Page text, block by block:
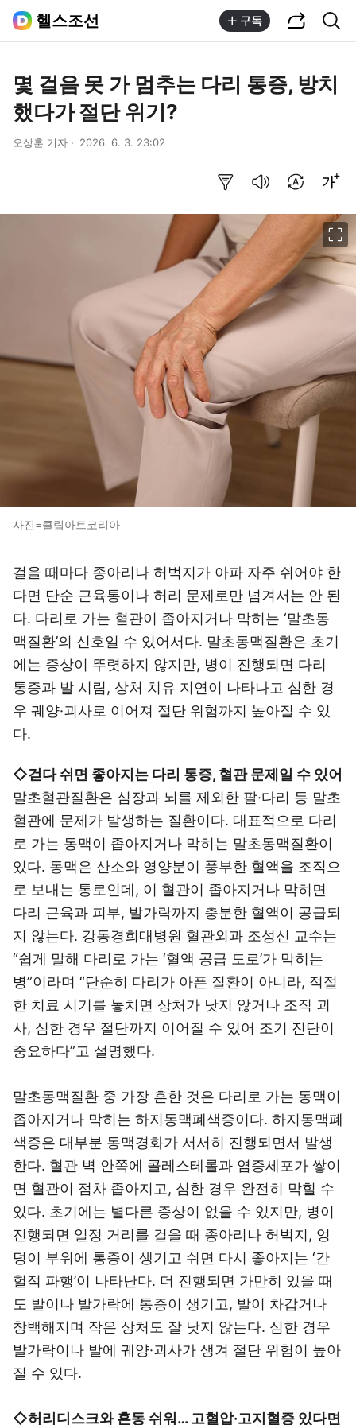
헬스조선 구독
몇 걸음 못 가 멈추는 다리 통증, 방치
했다가 절단 위기?
오상훈 기자 2026. 6. 3. 23:02
사진=클립아트코리아
걸을 때마다 종아리나 허벅지가 아파 자주 쉬어야 한
다면 단순 근육통이나 허리 문제로만 넘겨서는 안 된
다. 다리로 가는 혈관이 좁아지거나 막히는 ‘말초동
맥질환’의 신호일 수 있어서다. 말초동맥질환은 초기
에는 증상이 뚜렷하지 않지만, 병이 진행되면 다리
통증과 발 시림, 상처 치유 지연이 나타나고 심한 경
우 궤양·괴사로 이어져 절단 위험까지 높아질 수 있
다.
◇걷다 쉬면 좋아지는 다리 통증, 혈관 문제일 수 있어
말초혈관질환은 심장과 뇌를 제외한 팔·다리 등 말초
혈관에 문제가 발생하는 질환이다. 대표적으로 다리
로 가는 동맥이 좁아지거나 막히는 말초동맥질환이
있다. 동맥은 산소와 영양분이 풍부한 혈액을 조직으
로 보내는 통로인데, 이 혈관이 좁아지거나 막히면
다리 근육과 피부, 발가락까지 충분한 혈액이 공급되
지 않는다. 강동경희대병원 혈관외과 조성신 교수는
“쉽게 말해 다리로 가는 ‘혈액 공급 도로’가 막히는
병”이라며 “단순히 다리가 아픈 질환이 아니라, 적절
한 치료 시기를 놓치면 상처가 낫지 않거나 조직 괴
사, 심한 경우 절단까지 이어질 수 있어 조기 진단이
중요하다”고 설명했다.
말초동맥질환 중 가장 흔한 것은 다리로 가는 동맥이
좁아지거나 막히는 하지동맥폐색증이다. 하지동맥폐
색증은 대부분 동맥경화가 서서히 진행되면서 발생
한다. 혈관 벽 안쪽에 콜레스테롤과 염증세포가 쌓이
면 혈관이 점차 좁아지고, 심한 경우 완전히 막힐 수
있다. 초기에는 별다른 증상이 없을 수 있지만, 병이
진행되면 일정 거리를 걸을 때 종아리나 허벅지, 엉
덩이 부위에 통증이 생기고 쉬면 다시 좋아지는 ‘간
헐적 파행’이 나타난다. 더 진행되면 가만히 있을 때
도 발이나 발가락에 통증이 생기고, 발이 차갑거나
창백해지며 작은 상처도 잘 낫지 않는다. 심한 경우
발가락이나 발에 궤양·괴사가 생겨 절단 위험이 높아
질 수 있다.
◇허리디스크와 혼동 쉬워… 고혈압·고지혈증 있다면